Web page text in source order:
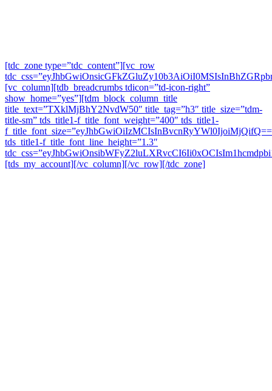
[tdc_zone type=”tdc_content”][vc_row
[vc_column][tdb_breadcrumbs tdicon=”td-icon-right”
show_home=”yes”][tdm_block_column_title
title_text=”TXklMjBhY2NvdW50″ title_tag=”h3″ title_size=”tdm-
title-sm” tds_title1-f_title_font_weight=”400″ tds_title1-
tds_title1-f_title_font_line_height=”1.3″
[tds_my_account][/vc_column][/vc_row][/tdc_zone]